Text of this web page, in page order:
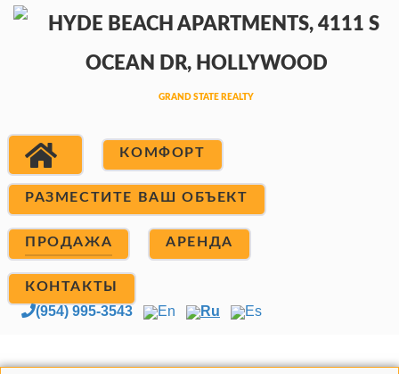
КОМФОРТ
РАЗМЕСТИТЕ ВАШ ОБЪЕКТ
ПРОДАЖА АРЕНДА
КОНТАКТЫ
(954) 995-3543 En Ru Es